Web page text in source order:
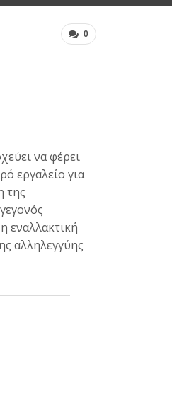
0
να φέρει
εργαλείο για
της
εναλλακτική
αλληλεγγύης